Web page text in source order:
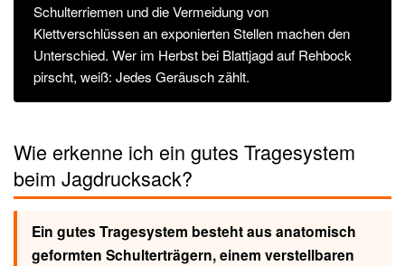
Schulterriemen und die Vermeidung von
Klettverschlüssen an exponierten Stellen machen den
Unterschied. Wer im Herbst bei Blattjagd auf Rehbock
pirscht, weiß: Jedes Geräusch zählt.
Wie erkenne ich ein gutes Tragesystem
beim Jagdrucksack?
Ein gutes Tragesystem besteht aus anatomisch
geformten Schulterträgern, einem verstellbaren